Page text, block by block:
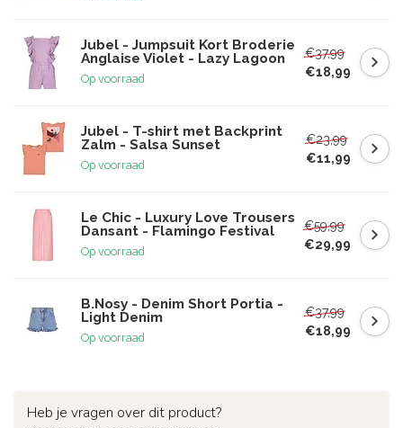
Jubel - Jumpsuit Kort Broderie
Anglaise Violet - Lazy Lagoon
Op voorraad
€37,99
€18,99
Jubel - T-shirt met Backprint
Zalm - Salsa Sunset
Op voorraad
€23,99
€11,99
Le Chic - Luxury Love Trousers
Dansant - Flamingo Festival
Op voorraad
€59,99
€29,99
B.Nosy - Denim Short Portia -
Light Denim
Op voorraad
€37,99
€18,99
Heb je vragen over dit product?